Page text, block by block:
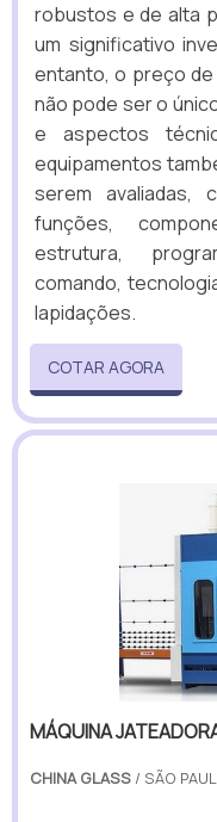
robustos e de alta
um significativo
entanto, o preço de
não pode ser o
e aspectos
equipamentos
serem avaliadas,
funções,
estrutura,
comando,
lapidações.
COTAR AGORA
MÁQUINA
CHINA GLASS / SÃO